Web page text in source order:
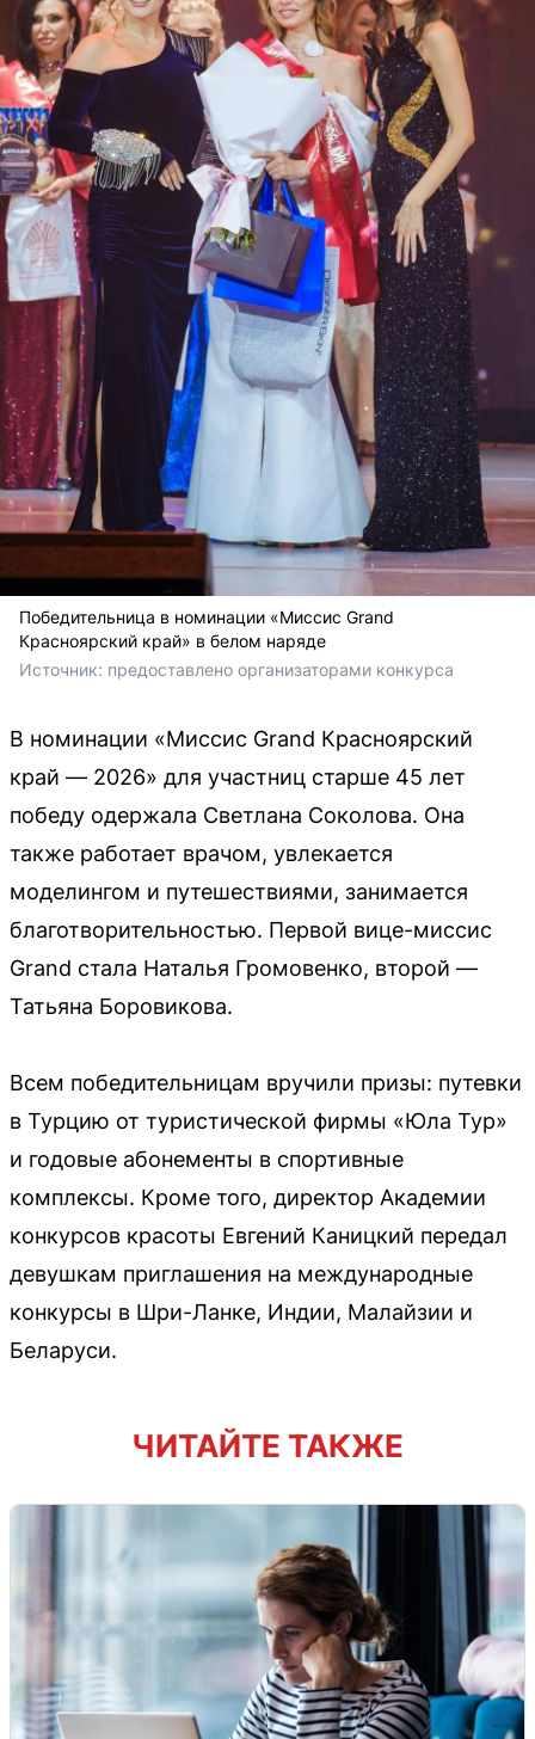
Победительница в номинации «Миссис Grand
Красноярский край» в белом наряде
Источник: предоставлено организаторами конкурса
В номинации «Миссис Grand Красноярский
край — 2026» для участниц старше 45 лет
победу одержала Светлана Соколова. Она
также работает врачом, увлекается
моделингом и путешествиями, занимается
благотворительностью. Первой вице-миссис
Grand стала Наталья Громовенко, второй —
Татьяна Боровикова.
Всем победительницам вручили призы: путевки
в Турцию от туристической фирмы «Юла Тур»
и годовые абонементы в спортивные
комплексы. Кроме того, директор Академии
конкурсов красоты Евгений Каницкий передал
девушкам приглашения на международные
конкурсы в Шри-Ланке, Индии, Малайзии и
Беларуси.
ЧИТАЙТЕ ТАКЖЕ